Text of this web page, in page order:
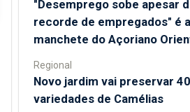
"Desemprego sobe apesar
recorde de empregados" é a
manchete do Açoriano
Regional
Novo jardim vai preservar
variedades de Camélias